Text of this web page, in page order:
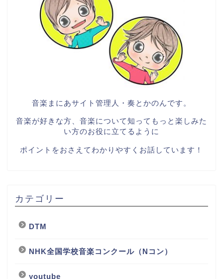
音楽まにあサイト管理人・奏とかのんです。
音楽が好きな方、音楽について知ってもっと楽しみた
い方のお役に立てるように
ポイントをおさえてわかりやすくお話しています！
カテゴリー
DTM
NHK全国学校音楽コンクール（Nコン）
youtube